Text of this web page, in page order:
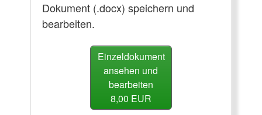
Dokument (.docx) speichern und
bearbeiten.
Einzeldokument
ansehen und
bearbeiten
8,00 EUR